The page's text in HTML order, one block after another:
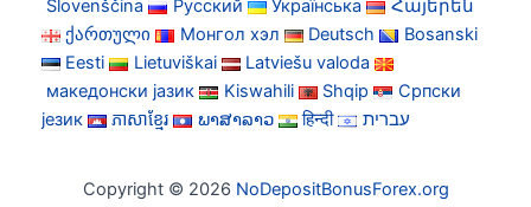
Slovenščina
Русский Українська
Հայերեն
ქართული
Монгол хэл Deutsch
Bosanski
Eesti
Lietuviškai
Latviešu valoda
македонски јазик
Kiswahili Shqip
Српски
језик
ភាសាខ្មែរ ພາສາລາວ हिन्दी עברית
Copyright © 2026 NoDepositBonusForex.org